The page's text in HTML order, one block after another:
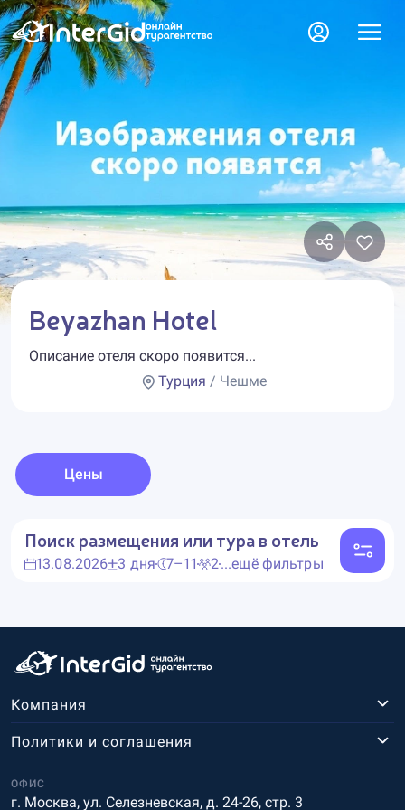
Beyazhan Hotel
Описание отеля скоро появится...
Турция / Чешме
Цены
Поиск размещения или тура в отель
13.08.2026 3 дня 7–11 2...ещё фильтры
Компания
ОФИС
г. Москва, ул. Селезневская, д. 24-26, стр. 3
Политики и соглашения